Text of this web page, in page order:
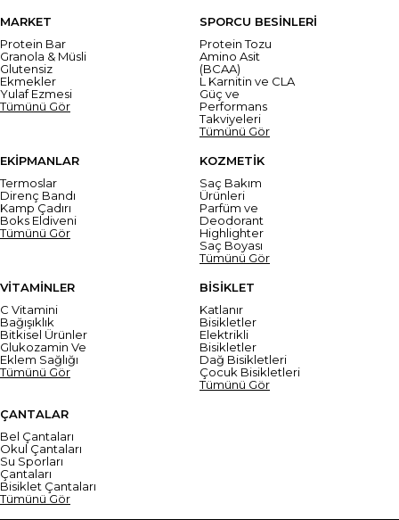
MARKET
Protein Bar
Granola & Müsli
Glutensiz
Ekmekler
Yulaf Ezmesi
Tümünü Gör
SPORCU BESİNLERİ
Protein Tozu
Amino Asit
(BCAA)
L Karnitin ve CLA
Güç ve
Performans
Takviyeleri
Tümünü Gör
EKİPMANLAR
Termoslar
Direnç Bandı
Kamp Çadırı
Boks Eldiveni
Tümünü Gör
KOZMETİK
Saç Bakım
Ürünleri
Parfüm ve
Deodorant
Highlighter
Saç Boyası
Tümünü Gör
VİTAMİNLER
C Vitamini
Bağışıklık
Bitkisel Ürünler
Glukozamin Ve
Eklem Sağlığı
Tümünü Gör
BİSİKLET
Katlanır
Bisikletler
Elektrikli
Bisikletler
Dağ Bisikletleri
Çocuk Bisikletleri
Tümünü Gör
ÇANTALAR
Bel Çantaları
Okul Çantaları
Su Sporları
Çantaları
Bisiklet Çantaları
Tümünü Gör